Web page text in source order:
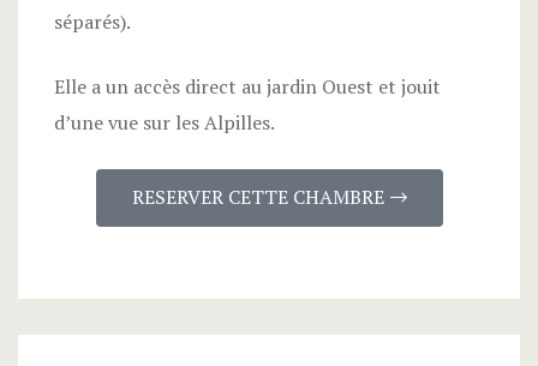
séparés).
Elle a un accès direct au jardin Ouest et jouit
d’une vue sur les Alpilles.
RESERVER CETTE CHAMBRE